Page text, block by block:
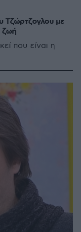
Τζώρτζογλου με
ζωή
που είναι η